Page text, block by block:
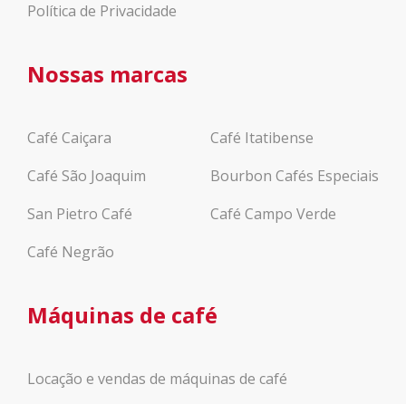
Política de Privacidade
Nossas marcas
Café Caiçara
Café São Joaquim
San Pietro Café
Café Negrão
Café Itatibense
Bourbon Cafés Especiais
Café Campo Verde
Máquinas de café
Locação e vendas de máquinas de café